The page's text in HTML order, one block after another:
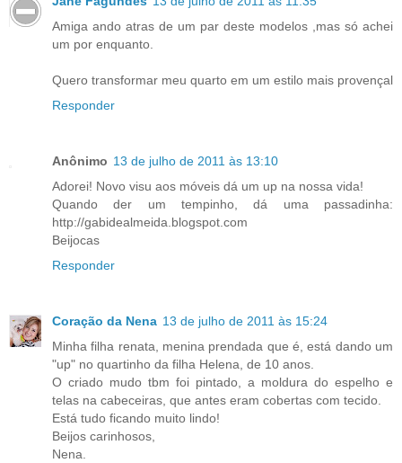
Amiga ando atras de um par deste modelos ,mas só achei
um por enquanto.
Quero transformar meu quarto em um estilo mais provençal
Responder
Anônimo 13 de julho de 2011 às 13:10
Adorei! Novo visu aos móveis dá um up na nossa vida!
Quando der um tempinho, dá uma passadinha:
http://gabidealmeida.blogspot.com
Beijocas
Responder
Coração da Nena 13 de julho de 2011 às 15:24
Minha filha renata, menina prendada que é, está dando um
"up" no quartinho da filha Helena, de 10 anos.
O criado mudo tbm foi pintado, a moldura do espelho e
telas na cabeceiras, que antes eram cobertas com tecido.
Está tudo ficando muito lindo!
Beijos carinhosos,
Nena.